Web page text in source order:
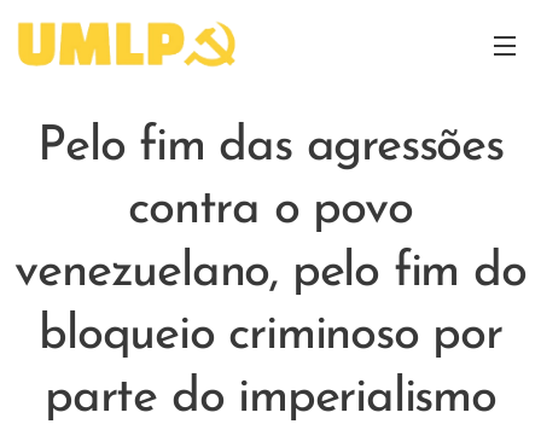
Pelo fim das agressões
contra o povo
venezuelano, pelo fim do
bloqueio criminoso por
parte do imperialismo